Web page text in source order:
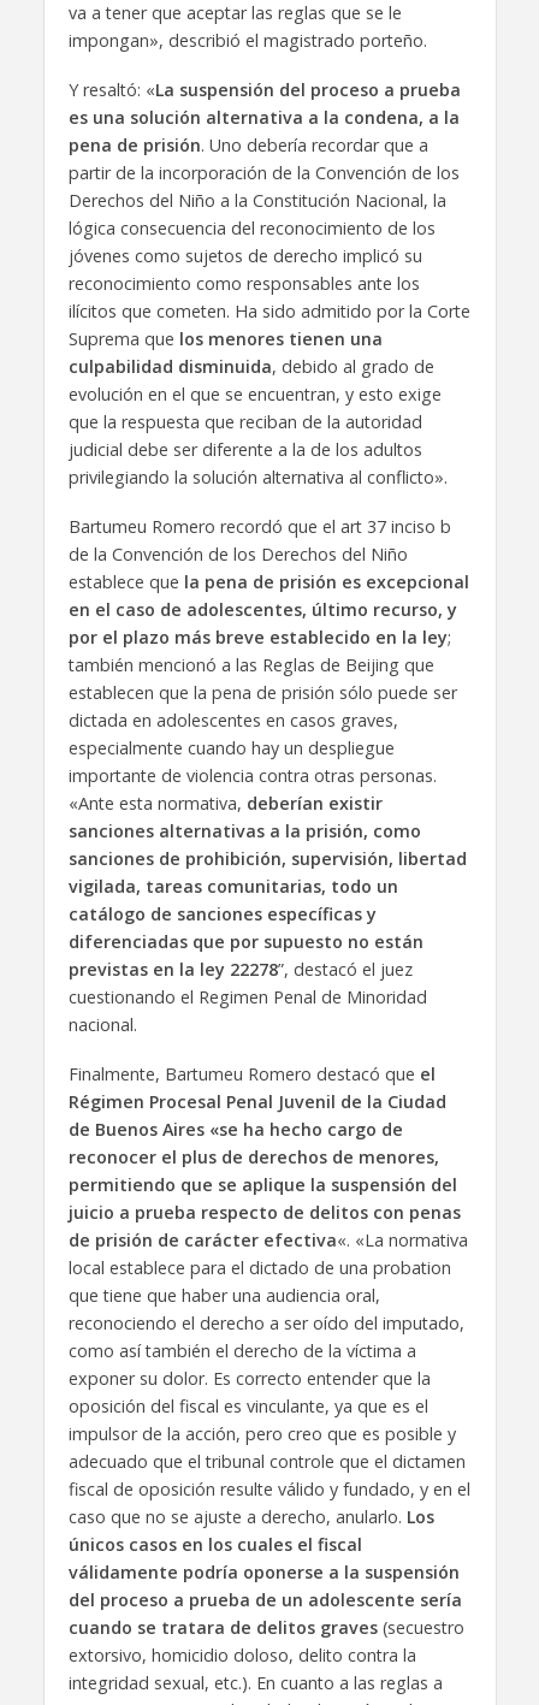
va a tener que aceptar las reglas que se le
impongan», describió el magistrado porteño.
Y resaltó: «La suspensión del proceso a prueba
es una solución alternativa a la condena, a la
pena de prisión. Uno debería recordar que a
partir de la incorporación de la Convención de los
Derechos del Niño a la Constitución Nacional, la
lógica consecuencia del reconocimiento de los
jóvenes como sujetos de derecho implicó su
reconocimiento como responsables ante los
ilícitos que cometen. Ha sido admitido por la Corte
Suprema que los menores tienen una
culpabilidad disminuida, debido al grado de
evolución en el que se encuentran, y esto exige
que la respuesta que reciban de la autoridad
judicial debe ser diferente a la de los adultos
privilegiando la solución alternativa al conflicto».
Bartumeu Romero recordó que el art 37 inciso b
de la Convención de los Derechos del Niño
establece que la pena de prisión es excepcional
en el caso de adolescentes, último recurso, y
por el plazo más breve establecido en la ley;
también mencionó a las Reglas de Beijing que
establecen que la pena de prisión sólo puede ser
dictada en adolescentes en casos graves,
especialmente cuando hay un despliegue
importante de violencia contra otras personas.
«Ante esta normativa, deberían existir
sanciones alternativas a la prisión, como
sanciones de prohibición, supervisión, libertad
vigilada, tareas comunitarias, todo un
catálogo de sanciones específicas y
diferenciadas que por supuesto no están
previstas en la ley 22278”, destacó el juez
cuestionando el Regimen Penal de Minoridad
nacional.
Finalmente, Bartumeu Romero destacó que el
Régimen Procesal Penal Juvenil de la Ciudad
de Buenos Aires «se ha hecho cargo de
reconocer el plus de derechos de menores,
permitiendo que se aplique la suspensión del
juicio a prueba respecto de delitos con penas
de prisión de carácter efectiva«. «La normativa
local establece para el dictado de una probation
que tiene que haber una audiencia oral,
reconociendo el derecho a ser oído del imputado,
como así también el derecho de la víctima a
exponer su dolor. Es correcto entender que la
oposición del fiscal es vinculante, ya que es el
impulsor de la acción, pero creo que es posible y
adecuado que el tribunal controle que el dictamen
fiscal de oposición resulte válido y fundado, y en el
caso que no se ajuste a derecho, anularlo. Los
únicos casos en los cuales el fiscal
válidamente podría oponerse a la suspensión
del proceso a prueba de un adolescente sería
cuando se tratara de delitos graves(secuestro
extorsivo, homicidio doloso, delito contra la
integridad sexual, etc.). En cuanto a las reglas a